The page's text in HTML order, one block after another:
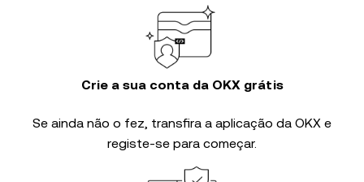
Crie a sua conta da OKX grátis
Se ainda não o fez, transfira a aplicação da OKX e
registe-se para começar.